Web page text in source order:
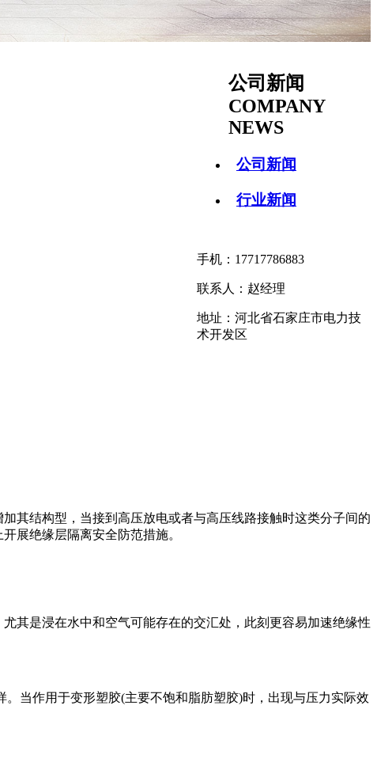
公司新闻
COMPANY
NEWS
公司新闻
行业新闻
手机：17717786883
联系人：赵经理
地址：河北省石家庄市电力技
术开发区
其结构型，当接到高压放电或者与高压线路接触时这类分子间的
展绝缘层隔离安全防范措施。
其是浸在水中和空气可能存在的交汇处，此刻更容易加速绝缘性
当作用于变形塑胶(主要不饱和脂肪塑胶)时，出现与压力实际效